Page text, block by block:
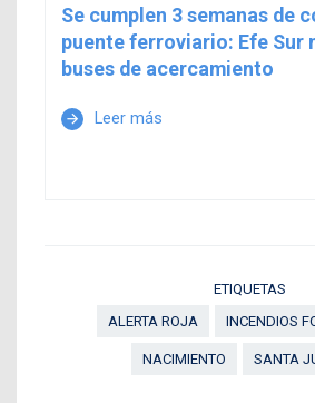
Se cumplen 3 semanas de
puente ferroviario: Efe Sur
buses de acercamiento
arrow_forward Leer más
ETIQUETAS
ALERTA ROJA
INCENDIOS
NACIMIENTO SANTA